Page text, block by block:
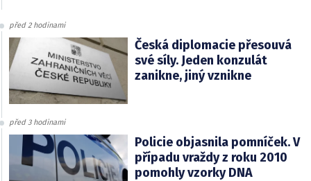
před 2 hodinami
Česká diplomacie přesouvá
své síly. Jeden konzulát
zanikne, jiný vznikne
před 3 hodinami
Policie objasnila pomníček. V
případu vraždy z roku 2010
pomohly vzorky DNA